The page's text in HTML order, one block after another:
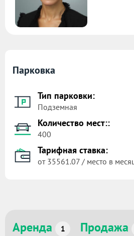
Парковка
Тип парковки:
Подземная
Количество мест::
400
Тарифная ставка:
от 35561.07 / место в
Аренда 1 Продажа